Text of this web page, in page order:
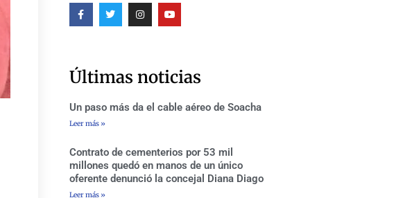
F
a
c
k
-
T
w
i
I
n
s
a
m
Y
o
u
Últimas noticias
Un paso más da el cable aéreo de Soacha
Leer más »
Contrato de cementerios por 53 mil
millones quedó en manos de un único
oferente denunció la concejal Diana Diago
Leer más »